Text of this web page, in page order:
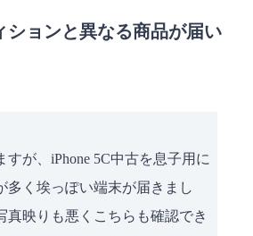
ションと異なる商品が届い
すが、iPhone 5C中古を息子用に
多く埃っぽい端末が届きまし
真映りも悪くこちらも確認でき